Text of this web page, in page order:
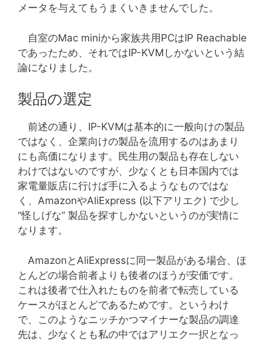
メータを与えてもうまくいきませんでした。
自室のMac miniから家族共用PCはIP Reachable
であったため、それではIP-KVMしかないという結
論になりました。
製品の選定
前述の通り、IP-KVMは基本的に一般向けの製品
ではなく、企業向けの製品を流用するのはあまり
にも高価になります。民生用の製品も存在しない
わけではないのですが、少なくとも日本国内では
家電量販店に行けば手に入るようなものではな
く、AmazonやAliExpress (以下アリエク) で少し
“怪しげな” 製品を探すしかないというのが実情に
なります。
AmazonとAliExpressに同一製品がある場合、ほ
とんどの場合前者よりも後者のほうが安価です。
これは後者で仕入れたものを前者で転売している
ケースがほとんどであるためです。というわけ
で、このようなニッチかつマイナーな製品の調達
先は、少なくとも私の中ではアリエク一択となっ